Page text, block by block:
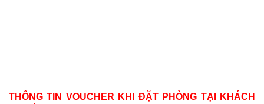
THÔNG TIN VOUCHER KHI ĐẶT PHÒNG TẠI KHÁCH